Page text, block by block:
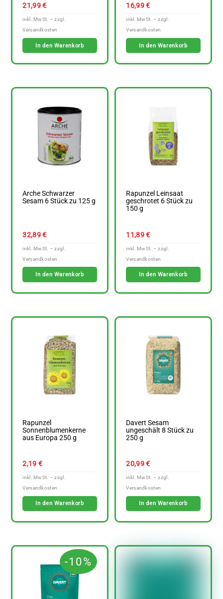
21,99€
In den Warenkorb
16,99€
In den Warenkorb
Arche Schwarzer
Sesam 6 Stück zu 125 g
32,89€
In den Warenkorb
Rapunzel Leinsaat
geschrotet 6 Stück zu
150 g
11,89€
In den Warenkorb
Rapunzel
Sonnenblumenkerne
aus Europa 250 g
2,19 €
In den Warenkorb
Davert Sesam
ungeschält 8 Stück zu
250 g
20,99€
In den Warenkorb
-10%